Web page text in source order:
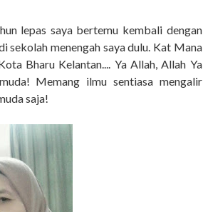
lepas saya bertemu kembali dengan
sekolah menengah saya dulu. Kat Mana
Bharu Kelantan.... Ya Allah, Allah Ya
Memang ilmu sentiasa mengalir
saja!